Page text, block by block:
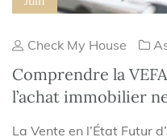
Check My House
Comprendre la
l’achat immobilier
La Vente en l’État Futur